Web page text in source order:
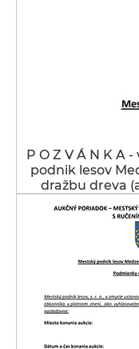
P O Z V Á N K A
podnik lesov
dražbu dreva